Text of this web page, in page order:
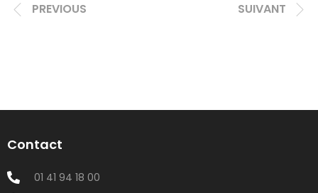
PREVIOUS SUIVANT
Contact
01 41 94 18 00